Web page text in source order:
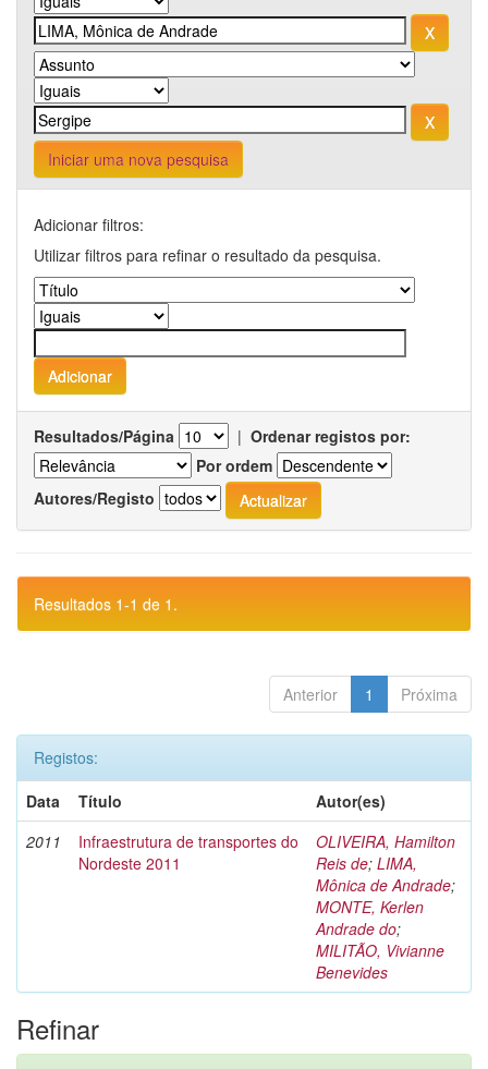
Iniciar uma nova pesquisa
Adicionar filtros:
Utilizar filtros para refinar o resultado da pesquisa.
Resultados/Página | Ordenar registos por:
Por ordem
Autores/Registo
Resultados 1-1 de 1.
Anterior 1 Próxima
Registos:
Data
Título
Autor(es)
2011
Infraestrutura de transportes do
Nordeste 2011
OLIVEIRA, Hamilton
Reis de; LIMA,
Mônica de Andrade;
MONTE, Kerlen
Andrade do;
MILITÃO, Vivianne
Benevides
Refinar